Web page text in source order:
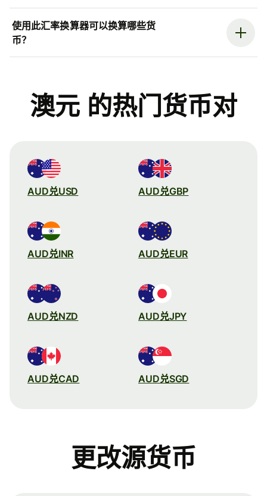
使用此汇率换算器可以换算哪些货
币？
澳元 的热门货币对
AUD兑USD AUD兑GBP
AUD兑INR AUD兑EUR
AUD兑NZD AUD兑JPY
AUD兑CAD AUD兑SGD
更改源货币